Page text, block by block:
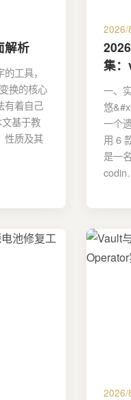
解析
工具，
换的核心
有着自己
基于教
性质及其
2026/
集
一、
悠
一个
用 6
是一
2026/